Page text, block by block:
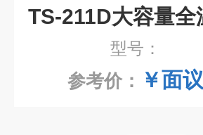
型号：
参考价： ￥面议